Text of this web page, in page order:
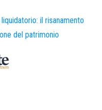
il risanamento
del patrimonio